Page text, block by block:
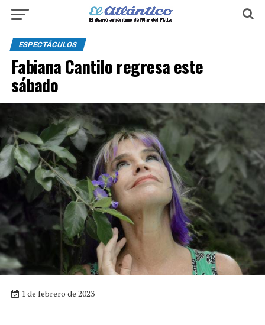
ESPECTÁCULOS
Fabiana Cantilo regresa este
sábado
1 de febrero de 2023